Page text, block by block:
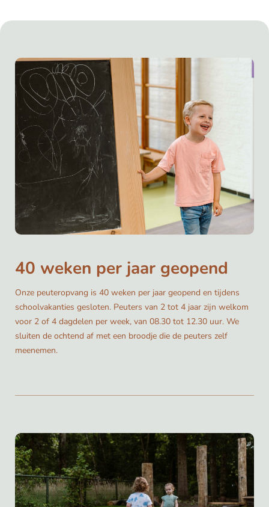
40 weken per jaar geopend
Onze peuteropvang is 40 weken per jaar geopend en tijdens
schoolvakanties gesloten. Peuters van 2 tot 4 jaar zijn welkom
voor 2 of 4 dagdelen per week, van 08.30 tot 12.30 uur. We
sluiten de ochtend af met een broodje die de peuters zelf
meenemen.